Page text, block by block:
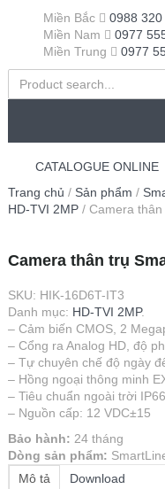
Miền Bắc
0988 320
Miền Nam
0977
Miền Trung
0977
CATALOGUE ONLINE
Trang chủ / Sản phẩm /
HD-TVI 2MP / Camera
Camera thân trụ
SKU: HIK-16D6T-IT3
Danh mục: HD-TVI 2MP.
– Cảm biến CMOS, 2
– Cổng ra Analog HD, độ
– Tự chuyên chế độ ngày
– Hồng ngoại thông minh
– Tiêu chuẩn ngoài trời IP66
– Nguồn cấp: 12 VDC±15
Bảo hành: 24 tháng
Dòng sản phẩm:
Mô tả
Download